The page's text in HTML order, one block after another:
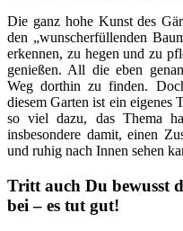
Die ganz hohe Kunst des
den „wunscherfüllenden
erkennen, zu hegen und zu
genießen. All die eben
Weg dorthin zu finden.
diesem Garten ist ein
so viel dazu, das Thema
insbesondere damit, einen
und ruhig nach Innen sehen
Tritt auch Du bewusst
bei – es tut gut!